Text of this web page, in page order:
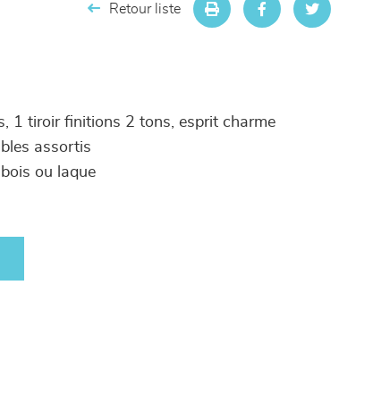
Retour liste
1 tiroir finitions 2 tons, esprit charme
assortis
ou laque